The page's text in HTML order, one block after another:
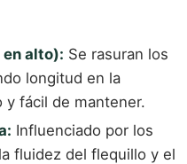
alto): Se rasuran los
longitud en la
y fácil de mantener.
Influenciado por los
fluidez del flequillo y el